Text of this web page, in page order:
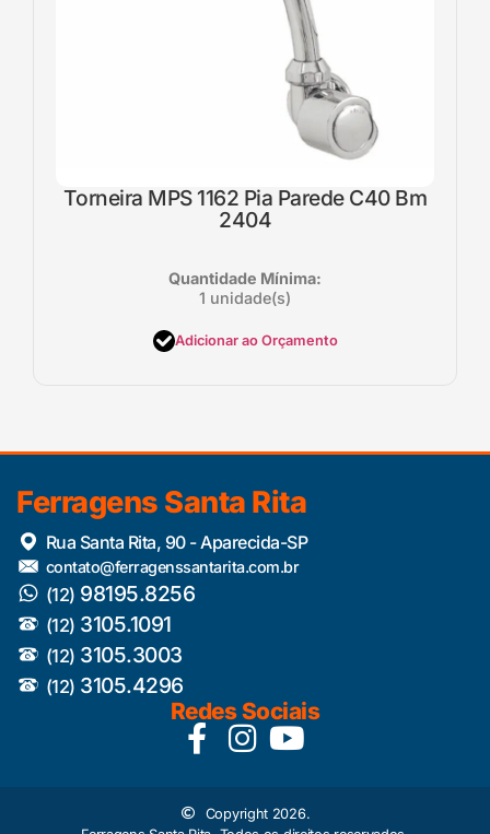
Torneira MPS 1162 Pia Parede C40 Bm
2404
Quantidade Mínima:
1 unidade(s)
Adicionar ao Orçamento
Ferragens Santa Rita
Rua Santa Rita, 90 - Aparecida-SP
contato@ferragenssantarita.com.br
(12) 98195.8256
(12) 3105.1091
(12) 3105.3003
(12) 3105.4296
Redes Sociais
Copyright 2026.